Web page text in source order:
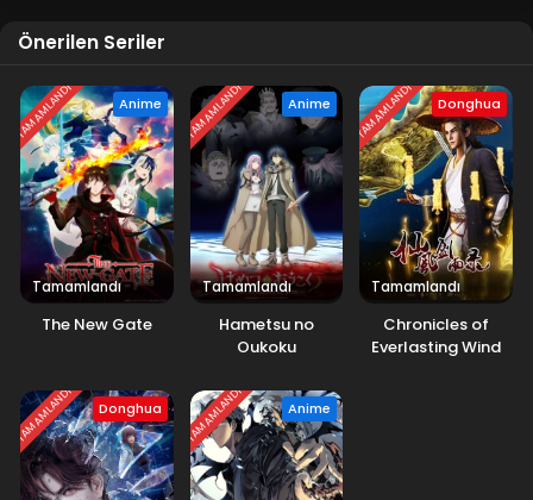
Blm 3 - Kasım 5, 2024
Tales of Herding Gods 2.Bölüm izle
Blm 2 - Ekim 30, 2024
Tales of Herding Gods 1.Bölüm izle
Blm 1 - Ekim 28, 2024
Önerilen Seriler
TAMAMLANDI Anime
Tamamlandı
The New Gate
TAMAMLANDI Anime
Tamamlandı
Hametsu no
Oukoku
TAMAMLANDI Donghua
Tamamlandı
Chronicles of
Everlasting Wind
TAMAMLANDI Donghua TAMAMLANDI Anime